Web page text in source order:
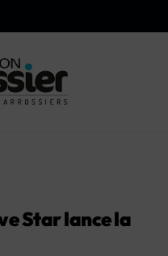
Star lance la